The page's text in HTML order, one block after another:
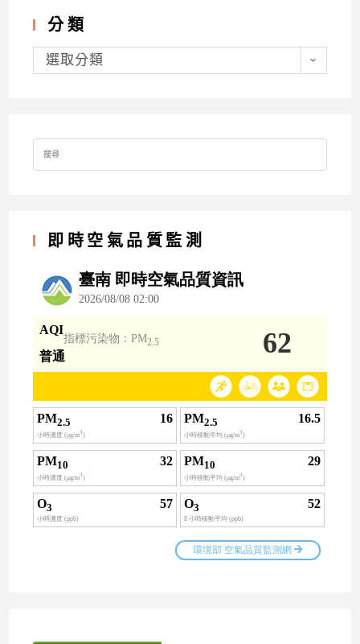
分類
分
類選取分類
Search
for:
即時空氣品質監測